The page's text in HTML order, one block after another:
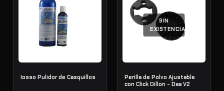
Iosso Pulidor de Casquillos
SIN
EXISTENCIAS
Perilla de Polvo Ajustable
con Click Dillon - Daa V2